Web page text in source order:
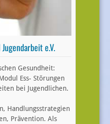
e.V.
Gesundheit:
Ess- Störungen
bei Jugendlichen.
Handlungsstrategien
Prävention. Als